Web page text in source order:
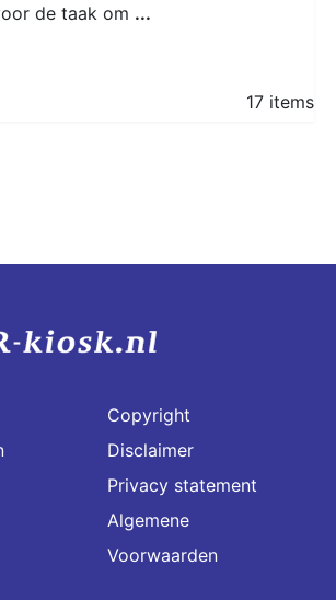
de taak om ...
17 items
Copyright
Disclaimer
Privacy statement
Algemene
Voorwaarden